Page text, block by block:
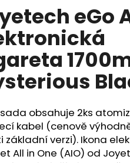
eGo
obsahuje 2ks
kabel (cenově
základní verzi). Ikona
All in One (AIO) od